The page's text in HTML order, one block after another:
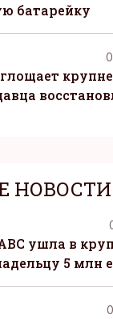
батарейку
НОВОСТИ
ушла в
5 млн